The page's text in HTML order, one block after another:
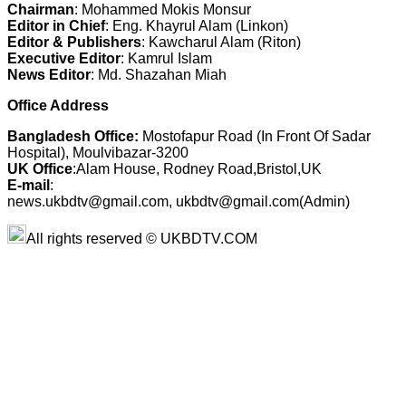
Chairman: Mohammed Mokis Monsur
Editor in Chief: Eng. Khayrul Alam (Linkon)
Editor & Publishers: Kawcharul Alam (Riton)
Executive Editor: Kamrul Islam
News Editor: Md. Shazahan Miah
Office Address
Bangladesh Office: Mostofapur Road (In Front Of Sadar
Hospital), Moulvibazar-3200
UK Office:Alam House, Rodney Road,Bristol,UK
E-mail :
news.ukbdtv@gmail.com, ukbdtv@gmail.com(Admin)
All rights reserved © UKBDTV.COM